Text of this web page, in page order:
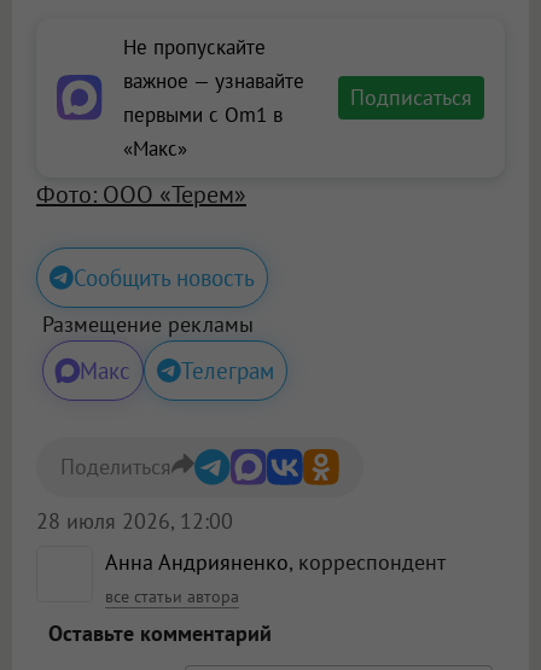
Не пропускайте
важное — узнавайте
первыми с Om1 в
«Макс»
Подписаться
Фото: ООО «Терем»
Сообщить новость
Размещение рекламы
Макс Телеграм
Анна Андрияненко, корреспондент
все статьи автора
28 июля 2026, 12:00
Поделиться
Оставьте комментарий